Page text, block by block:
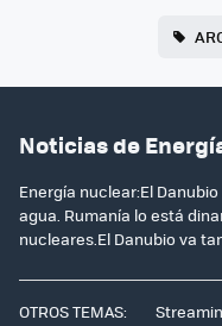
Noticias de
Energía nuclear:El
agua. Rumanía lo está
nucleares.El Danubio va tan
OTROS TEMAS: